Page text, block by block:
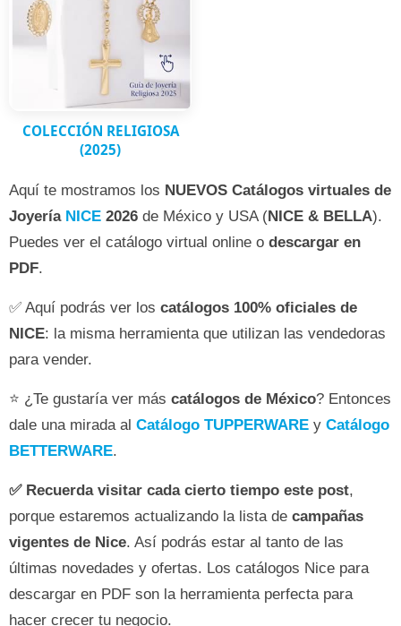
COLECCIÓN RELIGIOSA
(2025)
Aquí te mostramos los NUEVOS Catálogos virtuales de
Joyería NICE 2026 de México y USA (NICE & BELLA).
Puedes ver el catálogo virtual online o descargar en
PDF.
✅ Aquí podrás ver los catálogos 100% oficiales de
NICE: la misma herramienta que utilizan las vendedoras
para vender.
⭐ ¿Te gustaría ver más catálogos de México? Entonces
dale una mirada al Catálogo TUPPERWARE y Catálogo
BETTERWARE.
✅ Recuerda visitar cada cierto tiempo este post,
porque estaremos actualizando la lista de campañas
vigentes de Nice. Así podrás estar al tanto de las
últimas novedades y ofertas. Los catálogos Nice para
descargar en PDF son la herramienta perfecta para
hacer crecer tu negocio.